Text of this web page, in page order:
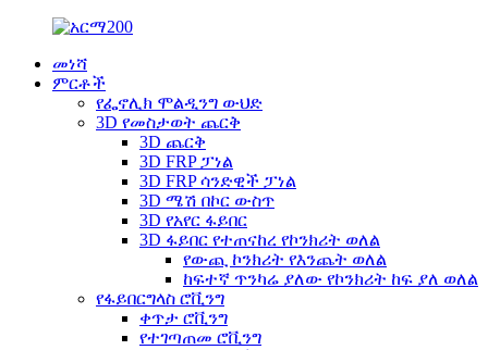
መነሻ
ምርቶች
የፌኖሊክ ሞልዲንግ ውህድ
3D የመስታወት ጨርቅ
3D ጨርቅ
3D FRP ፓነል
3D FRP ሳንድዊች ፓነል
3D ሜሽ በኮር ውስጥ
3D የአየር ፋይበር
3D ፋይበር የተጠናከረ የኮንክሪት ወለል
የውጪ ኮንክሪት የእንጨት ወለል
ከፍተኛ ጥንካሬ ያለው የኮንክሪት ከፍ ያለ ወለል
የፋይበርግላስ ሮቪንግ
ቀጥታ ሮቪንግ
የተገጣጠመ ሮቪንግ